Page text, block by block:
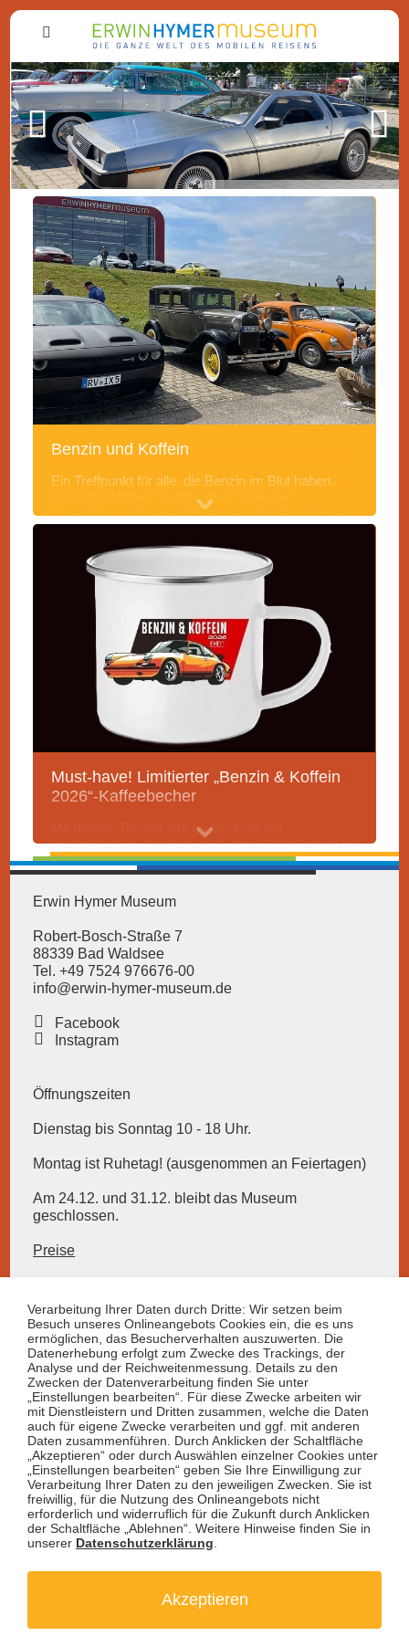
Benzin und Koffein
Ein Treffpunkt für alle, die Benzin im Blut haben.
Egal ob Oldtimer, Sportwagen, Supercar,
Youngtimer, US-Car oder kommende Klassiker von
übermorgen – Bei uns trifft die automobile
Leidenschaft auf leckeren Kaffee und herzhafte
Snacks. Benzin & Koffein am Erwin Hymer
Museum ist das entspannte Fahrzeugtreffen in
lockerer Atmosphäre. Offen für Fahrzeuge aller
Marken und aus jedem Baujahr.
Ab dem 26.04. jeden letzten Sonntag im Monat von
11 bis 14 Uhr! Die Teilnahme ist kostenlos!
31.05. | 28.06. | 26.07. | 30.08. | 27.09. | 25.10.
Must-have! Limitierter „Benzin & Koffein
2026“-Kaffeebecher
Mit diesem Becher gibt es nicht nur ein
Sammlerstück, sondern auch eine Kaffeeflatrate für
alle „Benzin & Koffein 2026“ Saisontermine. So ist
bei jedem Besuch frischer Kaffee garantiert.
Ergattere gleich einen Kaffee-Becher inkl. Kaffee-
2026, für nur 15 Euro.
Weiter
Erwin Hymer Museum
Robert-Bosch-Straße 7
88339 Bad Waldsee
Tel. +49 7524 976676-00
info@erwin-hymer-museum.de
Facebook
Instagram
Öffnungszeiten
Dienstag bis Sonntag 10 - 18 Uhr.
Montag ist Ruhetag! (ausgenommen an Feiertagen)
Am 24.12. und 31.12. bleibt das Museum
geschlossen.
Preise
Informationen
Anfahrt
Kontakt
Offene Stellen
Datenschutz
Impressum / BFSG
Newsletter
Anmelden
Verarbeitung Ihrer Daten durch Dritte: Wir setzen beim
Besuch unseres Onlineangebots Cookies ein, die es uns
ermöglichen, das Besucherverhalten auszuwerten. Die
Datenerhebung erfolgt zum Zwecke des Trackings, der
Analyse und der Reichweitenmessung. Details zu den
Zwecken der Datenverarbeitung finden Sie unter
„Einstellungen bearbeiten“. Für diese Zwecke arbeiten wir
mit Dienstleistern und Dritten zusammen, welche die Daten
auch für eigene Zwecke verarbeiten und ggf. mit anderen
Daten zusammenführen. Durch Anklicken der Schaltfläche
„Akzeptieren“ oder durch Auswählen einzelner Cookies unter
„Einstellungen bearbeiten“ geben Sie Ihre Einwilligung zur
Verarbeitung Ihrer Daten zu den jeweiligen Zwecken. Sie ist
freiwillig, für die Nutzung des Onlineangebots nicht
erforderlich und widerruflich für die Zukunft durch Anklicken
der Schaltfläche „Ablehnen“. Weitere Hinweise finden Sie in
unserer Datenschutzerklärung
Akzeptieren